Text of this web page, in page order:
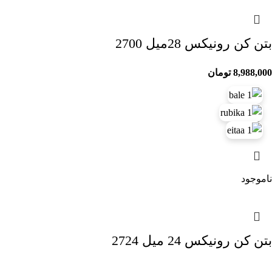
بتن کن رونیکس 28میل 2700
8,988,000 تومان
ناموجود
بتن کن رونیکس 24 میل 2724